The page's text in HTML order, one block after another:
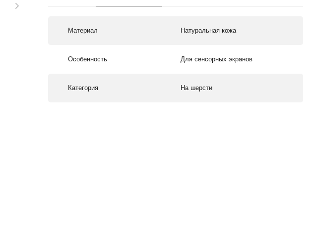
Материал Натуральная кожа
Особенность Для сенсорных экранов
Категория На шерсти